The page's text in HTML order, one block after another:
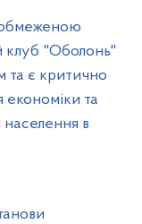
обмеженою
клуб "Оболонь"
та є критично
та
населення в